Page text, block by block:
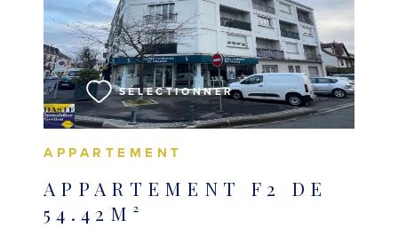
APPARTEMENT
APPARTEMENT F2 DE
54.42M²
SÉLECTIONNER
VOIR LE BIEN